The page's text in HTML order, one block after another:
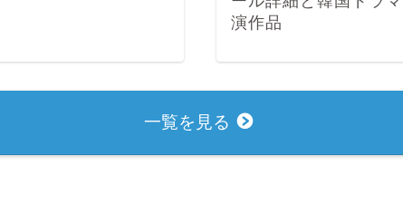
演作品
一覧を見る